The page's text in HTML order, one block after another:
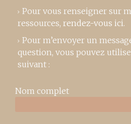
Pour vous renseigner sur
ressources, rendez-vous ici.
Pour m’envoyer un
question, vous pouvez
suivant :
Nom complet